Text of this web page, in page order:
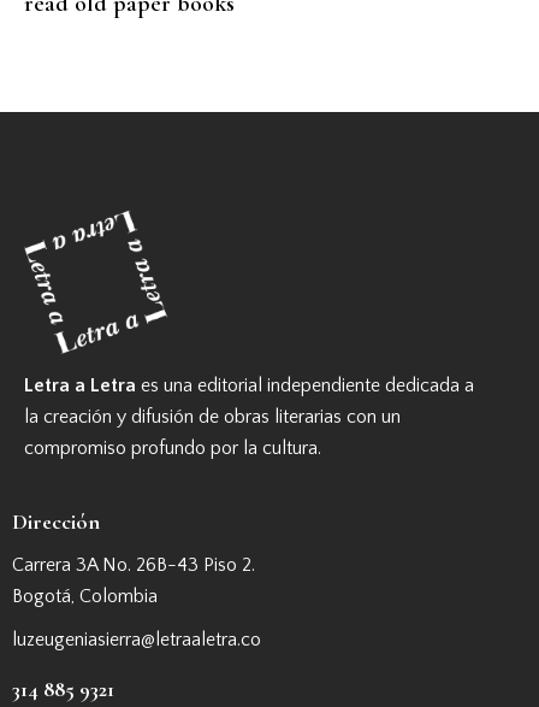
Letra a Letra es una editorial independiente dedicada a
la creación y difusión de obras literarias con un
compromiso profundo por la cultura.
Dirección
Carrera 3A No. 26B-43 Piso 2.
Bogotá, Colombia
luzeugeniasierra@letraaletra.co
314 885 9321